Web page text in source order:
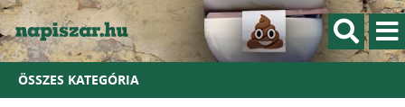
ÖSSZES KATEGÓRIA